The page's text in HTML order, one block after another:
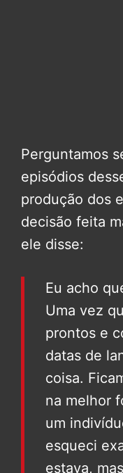
Perguntamos
episódios
produção dos
decisão feita
ele disse:
Eu acho
Uma vez
prontos e
datas de
coisa.
na melhor
um
esqueci
estava, mas